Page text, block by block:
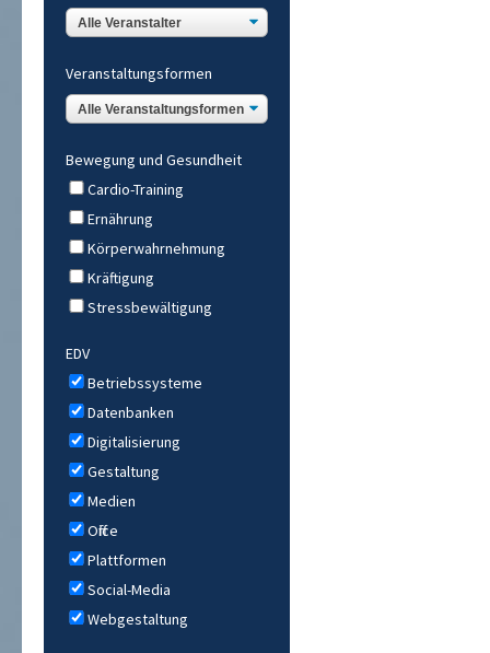
Veranstaltungsformen
Bewegung und Gesundheit
Cardio-Training
Ernährung
Körperwahrnehmung
Kräftigung
Stressbewältigung
EDV
Betriebssysteme
Datenbanken
Digitalisierung
Gestaltung
Medien
Office
Plattformen
Social-Media
Webgestaltung